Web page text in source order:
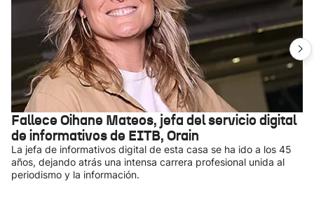
Fallece Oihane Mateos, jefa del servicio digital
de informativos de EITB, Orain
La jefa de informativos digital de esta casa se ha ido a los 45
años, dejando atrás una intensa carrera profesional unida al
periodismo y la información.